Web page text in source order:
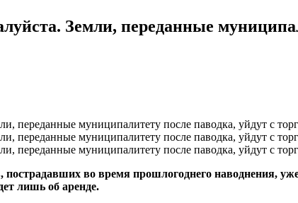
Земли, переданные
во время прошлогоднего наводнения,
лишь об аренде.